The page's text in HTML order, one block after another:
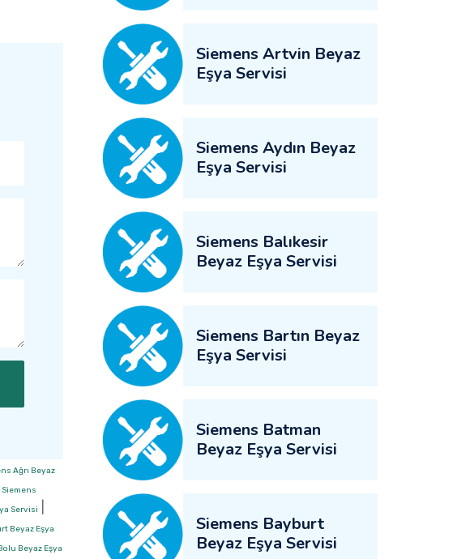
Ağrı Beyaz
Siemens
Servisi
Beyaz Eşya
Beyaz Eşya
Siemens Artvin Beyaz
Eşya Servisi
Siemens Aydın Beyaz
Eşya Servisi
Siemens Balıkesir
Beyaz Eşya Servisi
Siemens Bartın Beyaz
Eşya Servisi
Siemens Batman
Beyaz Eşya Servisi
Siemens Bayburt
Beyaz Eşya Servisi